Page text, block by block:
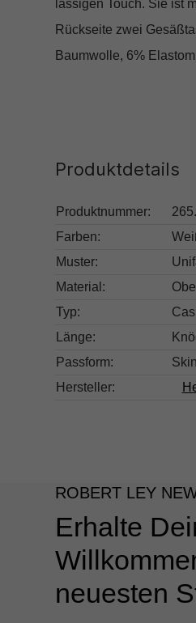
lässigen Touch. Sie ist
Rückseite zwei
Baumwolle, 6%
Produktdetails
Produktnummer:
Farben:
Muster:
Material:
Typ:
Länge:
Passform:
Hersteller:
ROBERT LEY
Erhalte
neuesten